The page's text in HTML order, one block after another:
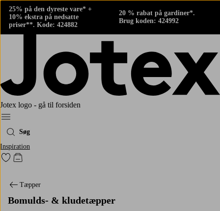
25% på den dyreste vare* +
10% ekstra på nedsatte
priser**. Kode: 424882
20 % rabat på gardiner*.
Brug koden: 424992
Jotex logo - gå til forsiden
Menu
Søg
Inspiration
Gå til favoritmarkerede produkter
Gå til indkøbskurven
Tæpper
Bomulds- & kludetæpper